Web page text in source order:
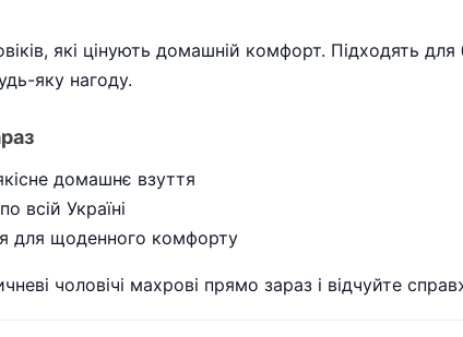
які цінують домашній комфорт. Підходять
яку нагоду.
домашнє взуття
всій Україні
для щоденного комфорту
чоловічі махрові прямо зараз і відчуйте